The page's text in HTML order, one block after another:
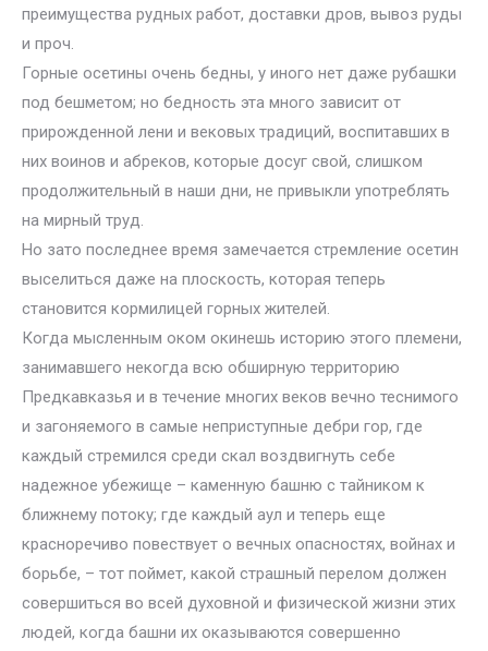
преимущества рудных работ, доставки дров, вывоз руды
и проч.
Горные осетины очень бедны, у иного нет даже рубашки
под бешметом; но бедность эта много зависит от
прирожденной лени и вековых традиций, воспитавших в
них воинов и абреков, которые досуг свой, слишком
продолжительный в наши дни, не привыкли употреблять
на мирный труд.
Но зато последнее время замечается стремление осетин
выселиться даже на плоскость, которая теперь
становится кормилицей горных жителей.
Когда мысленным оком окинешь историю этого племени,
занимавшего некогда всю обширную территорию
Предкавказья и в течение многих веков вечно теснимого
и загоняемого в самые неприступные дебри гор, где
каждый стремился среди скал воздвигнуть себе
надежное убежище – каменную башню с тайником к
ближнему потоку; где каждый аул и теперь еще
красноречиво повествует о вечных опасностях, войнах и
борьбе, – тот поймет, какой страшный перелом должен
совершиться во всей духовной и физической жизни этих
людей, когда башни их оказываются совершенно